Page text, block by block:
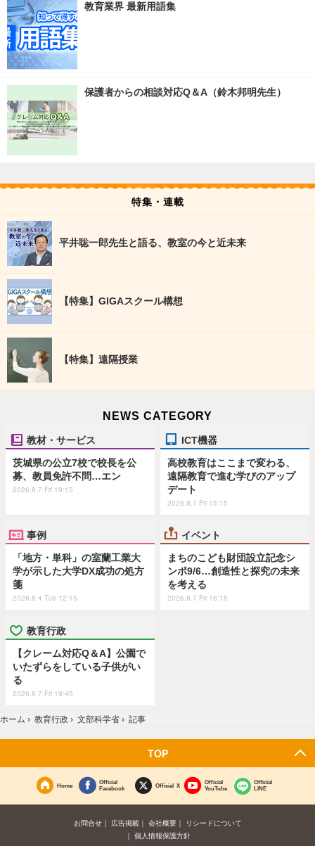
教育業界 最新用語集
保護者からの相談対応Q＆A（鈴木邦明先生）
特集・連載
平井聡一郎先生と語る、教室の今と近未来
【特集】GIGAスクール構想
【特集】遠隔授業
NEWS CATEGORY
教材・サービス
茨城県の公立7校で校長を公
募、教員免許不問…エン
2026.8.7 Fri 19:15
ICT機器
高校教育はここまで変わる、
遠隔教育で進む学びのアップ
デート
2026.8.7 Fri 15:15
事例
「地方・単科」の室蘭工業大
学が示した大学DX成功の処方
箋
2026.8.4 Tue 12:15
イベント
まちのこども財団設立記念シ
ンポ9/6…創造性と探究の未来
を考える
2026.8.7 Fri 16:15
教育行政
【クレーム対応Q＆A】公園で
いたずらをしている子供がい
る
2026.8.7 Fri 19:45
ホーム › 教育行政 › 文部科学省 › 記事
TOP
Home
Official
Facebook
Official X
Official
YouTube
Official
LINE
お問合せ 広告掲載 会社概要
リシードについて
個人情報保護方針